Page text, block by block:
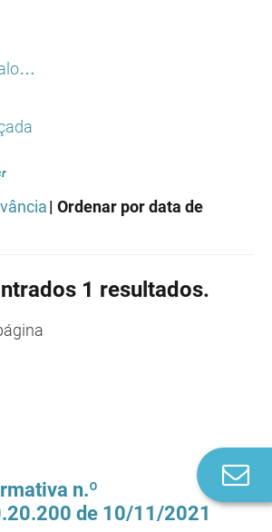
| Ordenar por data de
1 resultados.
n.º
de 10/11/2021